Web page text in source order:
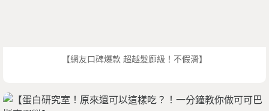
【網友口碑爆款 超越髮廊級！不假滑】